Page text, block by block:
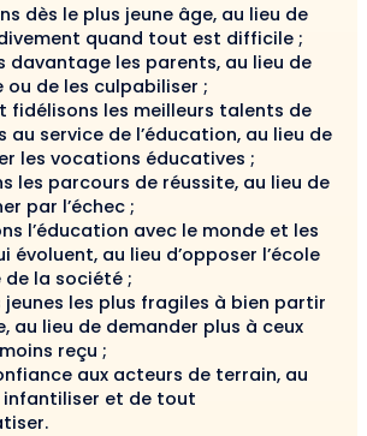
dès le plus jeune âge, au lieu de
quand tout est difficile ;
davantage les parents, au lieu de
ou de les culpabiliser ;
fidélisons les meilleurs talents de
au service de l’éducation, au lieu de
les vocations éducatives ;
les parcours de réussite, au lieu de
par l’échec ;
l’éducation avec le monde et les
évoluent, au lieu d’opposer l’école
la société ;
jeunes les plus fragiles à bien partir
au lieu de demander plus à ceux
reçu ;
aux acteurs de terrain, au
infantiliser et de tout